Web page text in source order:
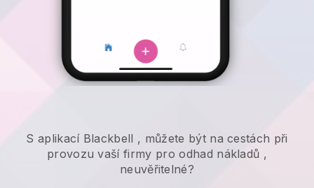
S aplikací Blackbell , můžete být na cestách při
provozu vaší firmy pro odhad nákladů ,
neuvěřitelné?